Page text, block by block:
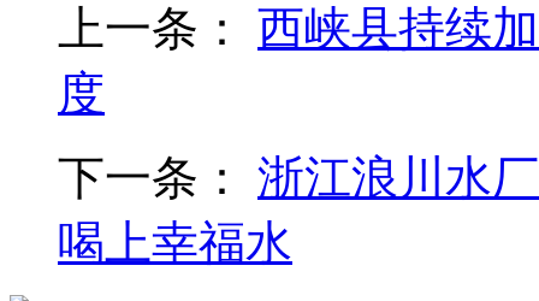
上一条： 西峡县持续
度
下一条： 浙江浪川水
喝上幸福水